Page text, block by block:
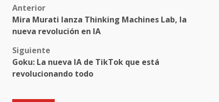
Post
navigation
Anterior
Mira Murati lanza Thinking Machines Lab, la
nueva revolución en IA
Siguiente
Goku: La nueva IA de TikTok que está
revolucionando todo